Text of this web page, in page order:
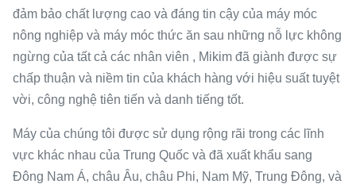
đảm bảo chất lượng cao và đáng tin cậy của máy móc
nông nghiệp và máy móc thức ăn sau những nỗ lực không
ngừng của tất cả các nhân viên , Mikim đã giành được sự
chấp thuận và niềm tin của khách hàng với hiệu suất tuyệt
vời, công nghệ tiên tiến và danh tiếng tốt.
Máy của chúng tôi được sử dụng rộng rãi trong các lĩnh
vực khác nhau của Trung Quốc và đã xuất khẩu sang
Đông Nam Á, châu Âu, châu Phi, Nam Mỹ, Trung Đông, và